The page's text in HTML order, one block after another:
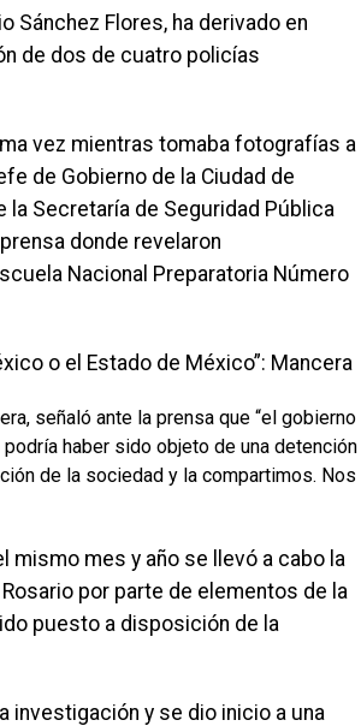
Sánchez Flores, ha derivado en
de dos de cuatro policías
vez mientras tomaba fotografías a
de Gobierno de la Ciudad de
la Secretaría de Seguridad Pública
donde revelaron
Nacional Preparatoria Número
o el Estado de México”: Mancera
señaló ante la prensa que “el gobierno
haber sido objeto de una detención
de la sociedad y la compartimos. Nos
mismo mes y año se llevó a cabo la
por parte de elementos de la
puesto a disposición de la
investigación y se dio inicio a una